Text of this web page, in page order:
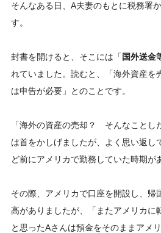
そんなある日、A夫妻のもとに税務署
す。
封書を開けると、そこには「 国外送金
れていました。読むと、「海外資産を
は申告が必要」とのことです。
「海外の資産の売却？ そんなこと
は首をかしげましたが、よく思い返し
ど前にアメリカで勤務していた時期が
その際、アメリカで口座を開設し、帰
高がありましたが、「またアメリカに
と思ったAさんは預金をそのままアメ